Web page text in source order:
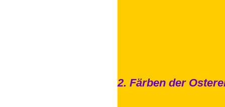
2. Färben der